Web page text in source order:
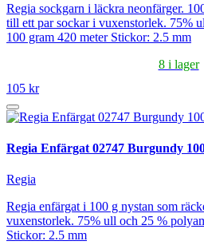
Regia sockgarn i läckra neonfärger.
till ett par sockar i vuxenstorlek. 75%
100 gram 420 meter Stickor: 2.5 mm
8 i lager
105 kr
Regia Enfärgat 02747 Burgundy
Regia
Regia enfärgat i 100 g nystan som
vuxenstorlek. 75% ull och 25 %
Stickor: 2.5 mm